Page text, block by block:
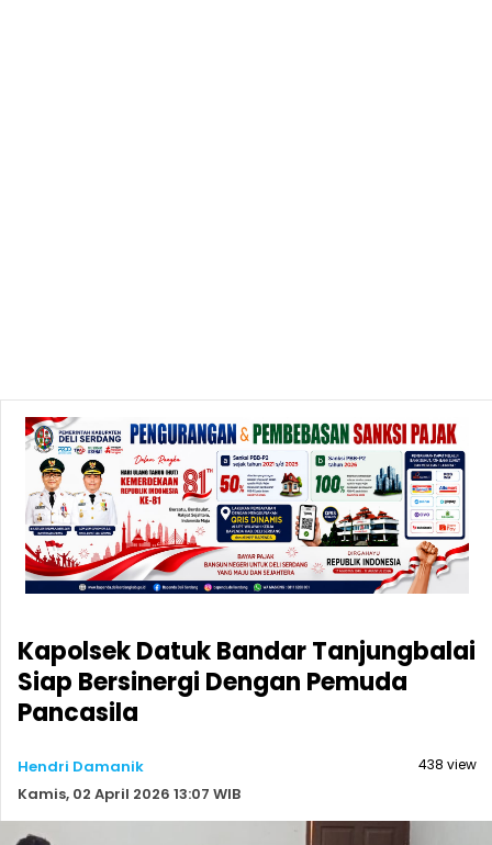
Kapolsek Datuk Bandar Tanjungbalai
Siap Bersinergi Dengan Pemuda
Pancasila
Hendri Damanik
Kamis, 02 April 2026 13:07 WIB
438 view